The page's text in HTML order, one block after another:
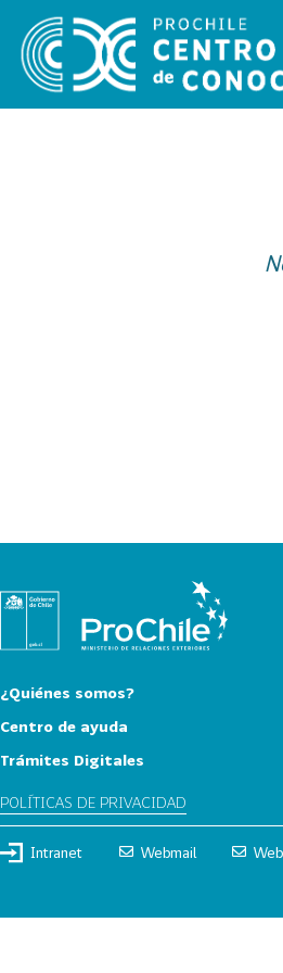
¿Quiénes somos?
Centro de ayuda
Trámites Digitales
POLÍTICAS DE PRIVACIDAD
Intranet Webmail